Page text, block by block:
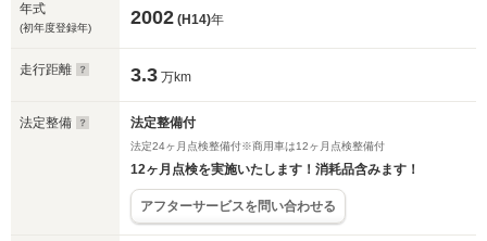
年式
(初年度登録年) 2002 (H14)年
走行距離 3.3 万km
法定整備 法定整備付
法定24ヶ月点検整備付※商用車は12ヶ月点検整備付
12ヶ月点検を実施いたします！消耗品含みます！
アフターサービスを問い合わせる